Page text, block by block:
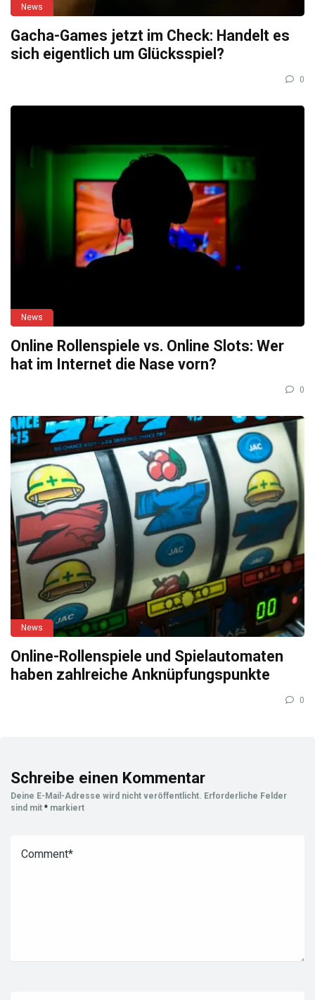
News
Gacha-Games jetzt im Check: Handelt es
sich eigentlich um Glücksspiel?
0
News
Online Rollenspiele vs. Online Slots: Wer
hat im Internet die Nase vorn?
0
News
Online-Rollenspiele und Spielautomaten
haben zahlreiche Anknüpfungspunkte
0
Schreibe einen Kommentar
Deine E-Mail-Adresse wird nicht veröffentlicht. Erforderliche Felder
sind mit * markiert